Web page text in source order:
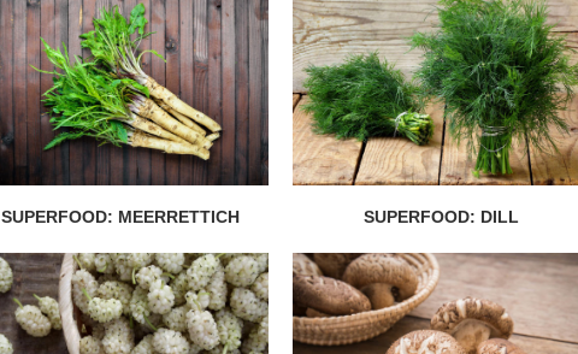
SUPERFOOD: MEERRETTICH SUPERFOOD: DILL